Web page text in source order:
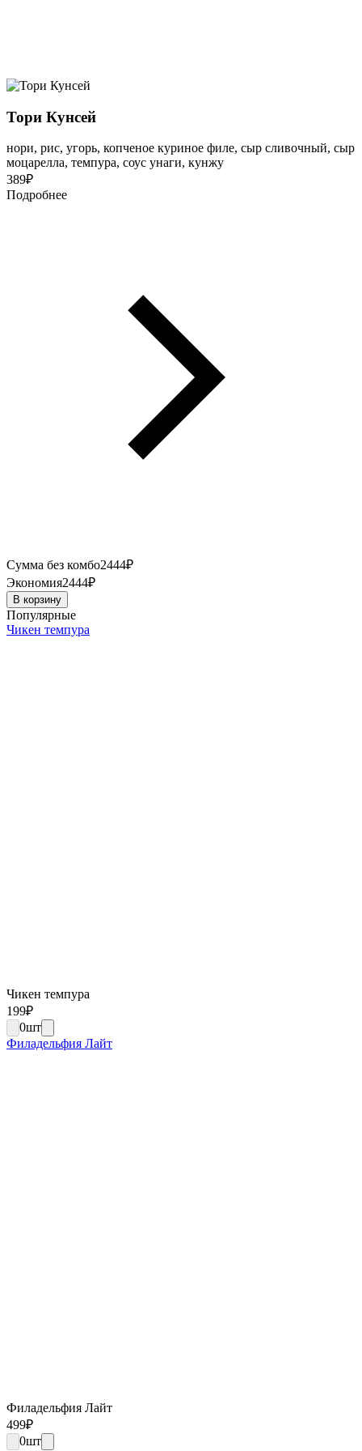
Тори Кунсей
нори, рис, угорь, копченое куриное филе, сыр сливочный, сыр
моцарелла, темпура, соус унаги, кунжу
389₽
Подробнее
Сумма без комбо2444₽
Экономия2444₽
В корзину
Популярные
Чикен темпура
Чикен темпура
199₽
0шт
Филадельфия Лайт
Филадельфия Лайт
499₽
0шт